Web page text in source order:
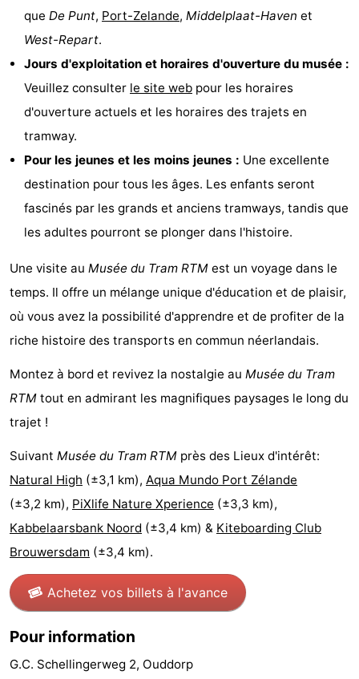
van
Haamstede
minutes
Plages
Voir
faire
Lieux
d'intérêt
Musées
-
Monuments
Églises
Moulins
-
Points
de
vue
Attractions
-
Croisières
-
Terrains
de
jeux
-
Aires
de
jeux
intérieures
-
Bowling
-
Parcours
de
mini-
golf
Centres
de
bien-
être
Villages
&
villes
Nature
Visites
guidées
Sports
que De Punt, Port-Zelande, Middelplaat-Haven et
West-Repart.
Jours d'exploitation et horaires d'ouverture du musée :
Veuillez consulter le site web pour les horaires
d'ouverture actuels et les horaires des trajets en
tramway.
Pour les jeunes et les moins jeunes : Une excellente
destination pour tous les âges. Les enfants seront
fascinés par les grands et anciens tramways, tandis que
les adultes pourront se plonger dans l'histoire.
Une visite au Musée du Tram RTM est un voyage dans le
temps. Il offre un mélange unique d'éducation et de plaisir,
où vous avez la possibilité d'apprendre et de profiter de la
riche histoire des transports en commun néerlandais.
Montez à bord et revivez la nostalgie au Musée du Tram
RTM tout en admirant les magnifiques paysages le long du
trajet !
Suivant Musée du Tram RTM près des Lieux d'intérêt:
Natural High (±3,1 km), Aqua Mundo Port Zélande
(±3,2 km), PiXlife Nature Xperience (±3,3 km),
Kabbelaarsbank Noord (±3,4 km) & Kiteboarding Club
Brouwersdam (±3,4 km).
Achetez vos billets à l'avance
Pour information
G.C. Schellingerweg 2, Ouddorp